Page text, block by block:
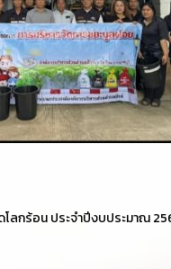
โครงการถังขยะเปียก ลดโลกร้อน ประจำปีงบประมา